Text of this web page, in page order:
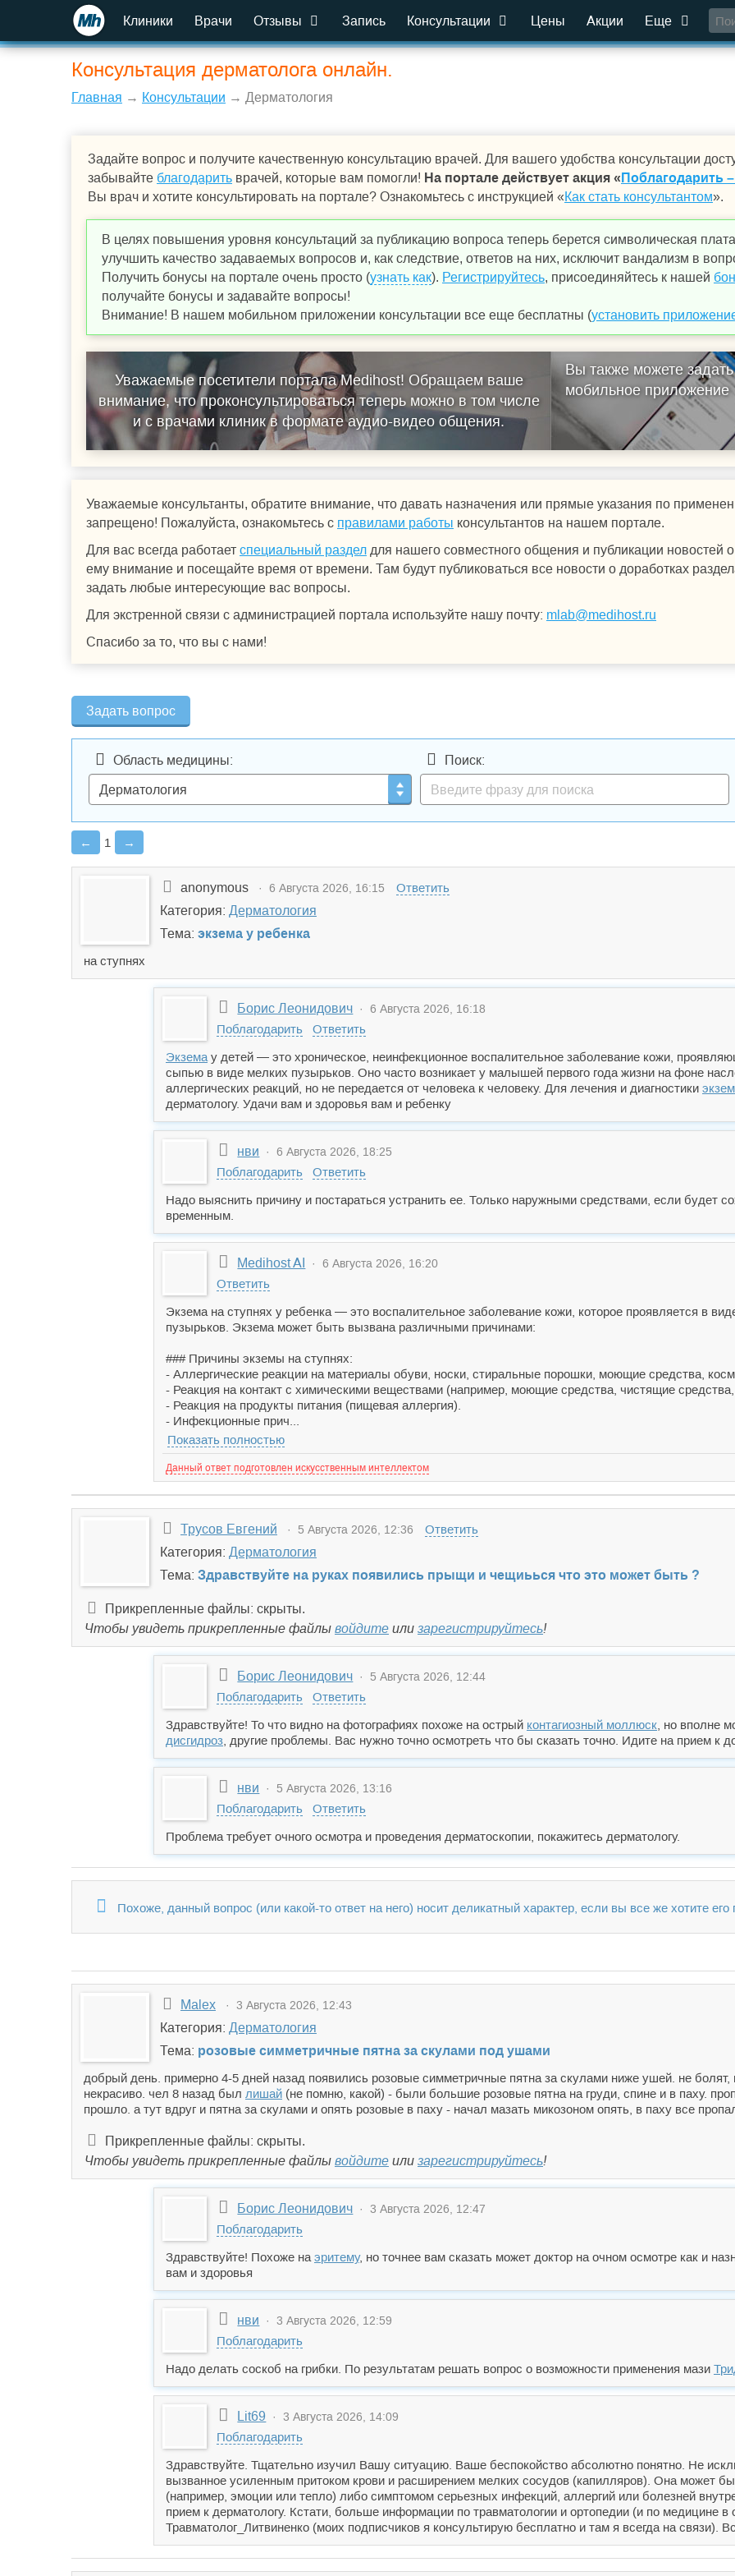
Клиники Врачи Отзывы Запись Консультации Цены Акции Еще
Консультация дерматолога онлайн.
Главная → Консультации → Дерматология
Задайте вопрос и получите качественную консультацию врачей. Для вашего удобства консультации
забывайте благодарить врачей, которые вам помогли! На портале действует акция « Поблагодарить
Вы врач и хотите консультировать на портале? Ознакомьтесь с инструкцией «Как стать консультантом».
В целях повышения уровня консультаций за публикацию вопроса теперь берется символическая
улучшить качество задаваемых вопросов и, как следствие, ответов на них, исключит вандализм в
Получить бонусы на портале очень просто (узнать как). Регистрируйтесь, присоединяйтесь к нашей
получайте бонусы и задавайте вопросы!
Внимание! В нашем мобильном приложении консультации все еще бесплатны (установить
Уважаемые посетители портала Medihost! Обращаем ваше
внимание, что проконсультироваться теперь можно в том числе
и с врачами клиник в формате аудио-видео общения.
Вы также можете
мобильное приложение
Уважаемые консультанты, обратите внимание, что давать назначения или прямые указания по
запрещено! Пожалуйста, ознакомьтесь с правилами работы консультантов на нашем портале.
Для вас всегда работает специальный раздел для нашего совместного общения и публикации новостей
ему внимание и посещайте время от времени. Там будут публиковаться все новости о доработках
задать любые интересующие вас вопросы.
Для экстренной связи с администрацией портала используйте нашу почту: mlab@medihost.ru
Спасибо за то, что вы с нами!
Задать вопрос
Область медицины: Поиск:
← 1 →
anonymous · 6 Августа 2026, 16:15
Ответить
Категория: Дерматология
Тема: экзема у ребенка
на ступнях
Борис Леонидович · 6 Августа 2026, 16:18
Поблагодарить
Ответить
Экзема у детей — это хроническое, неинфекционное воспалительное заболевание кожи,
сыпью в виде мелких пузырьков. Оно часто возникает у малышей первого года жизни на фоне
аллергических реакций, но не передается от человека к человеку. Для лечения и диагностики
дерматологу. Удачи вам и здоровья вам и ребенку
нви · 6 Августа 2026, 18:25
Поблагодарить
Ответить
Надо выяснить причину и постараться устранить ее. Только наружными средствами, если будет
временным.
Medihost AI · 6 Августа 2026, 16:20
Ответить
Экзема на ступнях у ребенка — это воспалительное заболевание кожи, которое проявляется в
пузырьков. Экзема может быть вызвана различными причинами:
### Причины экземы на ступнях:
- Аллергические реакции на материалы обуви, носки, стиральные порошки, моющие средства,
- Реакция на контакт с химическими веществами (например, моющие средства, чистящие средства,
- Реакция на продукты питания (пищевая аллергия).
- Инфекционные прич...
Показать полностью
Данный ответ подготовлен искусственным интеллектом
Трусов Евгений · 5 Августа 2026, 12:36
Ответить
Категория: Дерматология
Тема: Здравствуйте на руках появились прыщи и чещиьься что это может быть ?
Прикрепленные файлы: скрыты.
Чтобы увидеть прикрепленные файлы войдите или зарегистрируйтесь!
Борис Леонидович · 5 Августа 2026, 12:44
Поблагодарить
Ответить
Здравствуйте! То что видно на фотографиях похоже на острый контагиозный моллюск , но вполне
дисгидроз , другие проблемы. Вас нужно точно осмотреть что бы сказать точно. Идите на прием к
нви · 5 Августа 2026, 13:16
Поблагодарить
Ответить
Проблема требует очного осмотра и проведения дерматоскопии, покажитесь дерматологу.
Похоже, данный вопрос (или какой-то ответ на него) носит деликатный характер, если вы все же хотите
Malex · 3 Августа 2026, 12:43
Категория: Дерматология
Тема: розовые симметричные пятна за скулами под ушами
добрый день. примерно 4-5 дней назад появились розовые симметричные пятна за скулами ниже ушей. не
некрасиво. чел 8 назад был лишай (не помню, какой) - были большие розовые пятна на груди, спине и в паху.
прошло. а тут вдруг и пятна за скулами и опять розовые в паху - начал мазать микозоном опять, в паху все
Прикрепленные файлы: скрыты.
Чтобы увидеть прикрепленные файлы войдите или зарегистрируйтесь!
Борис Леонидович · 3 Августа 2026, 12:47
Поблагодарить
Здравствуйте! Похоже на эритему, но точнее вам сказать может доктор на очном осмотре как и
вам и здоровья
нви · 3 Августа 2026, 12:59
Поблагодарить
Надо делать соскоб на грибки. По результатам решать вопрос о возможности применения мази
Lit69 · 3 Августа 2026, 14:09
Поблагодарить
Здравствуйте. Тщательно изучил Вашу ситуацию. Ваше беспокойство абсолютно понятно. Не
вызванное усиленным притоком крови и расширением мелких сосудов (капилляров). Она может
(например, эмоции или тепло) либо симптомом серьезных инфекций, аллергий или болезней
прием к дерматологу. Кстати, больше информации по травматологии и ортопедии (и по медицине
Травматолог_Литвиненко (моих подписчиков я консультирую бесплатно и там я всегда на связи).